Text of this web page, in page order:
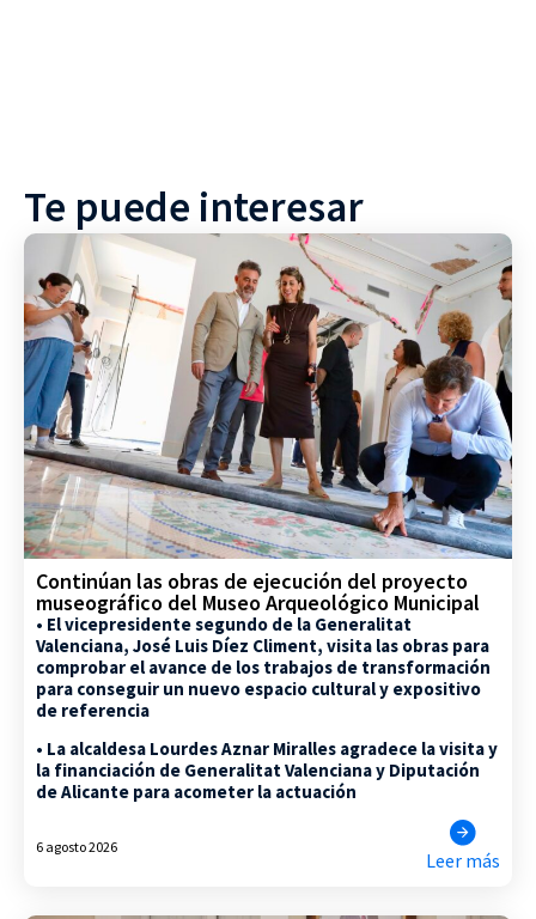
Te puede interesar
Continúan las obras de ejecución del proyecto
museográfico del Museo Arqueológico Municipal
• El vicepresidente segundo de la Generalitat
Valenciana, José Luis Díez Climent, visita las obras para
comprobar el avance de los trabajos de transformación
para conseguir un nuevo espacio cultural y expositivo
de referencia
• La alcaldesa Lourdes Aznar Miralles agradece la visita y
la financiación de Generalitat Valenciana y Diputación
de Alicante para acometer la actuación
6 agosto 2026
Leer más